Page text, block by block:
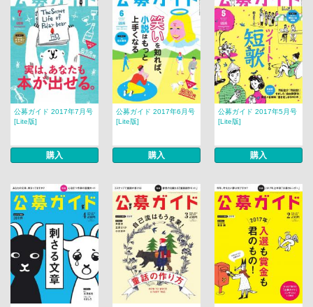
公募ガイド 2017年7月号
[Lite版]
購入
公募ガイド 2017年6月号
[Lite版]
購入
公募ガイド 2017年5月号
[Lite版]
購入